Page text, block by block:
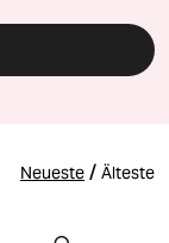
Neueste / Älteste